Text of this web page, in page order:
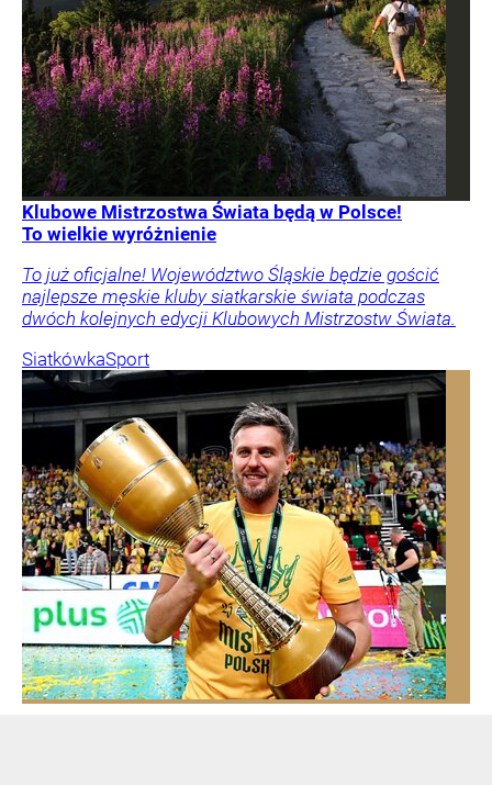
Klubowe Mistrzostwa Świata będą w Polsce!
To wielkie wyróżnienie
To już oficjalne! Województwo Śląskie będzie gościć
najlepsze męskie kluby siatkarskie świata podczas
dwóch kolejnych edycji Klubowych Mistrzostw Świata.
SiatkówkaSport